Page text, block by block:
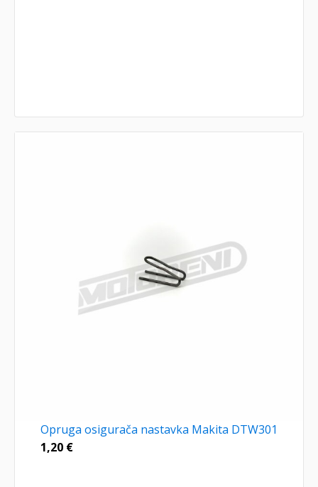
Opruga osigurača nastavka Makita DTW301
1,20 €